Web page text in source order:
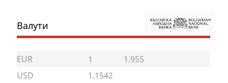
Валути
EUR 1
1.955
USD
1.1542